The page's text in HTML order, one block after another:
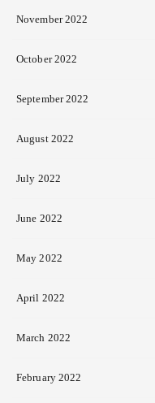
November 2022
October 2022
September 2022
August 2022
July 2022
June 2022
May 2022
April 2022
March 2022
February 2022